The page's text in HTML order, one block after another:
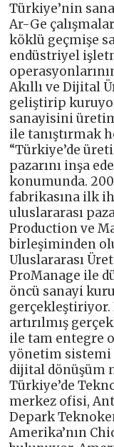
Türkiye’nin
Ar-Ge
köklü geçmişe
endüstriyel
Akıllı ve Dijital
geliştirip
sanayisini
ile tanıştırmak
“Türkiye’de
pazarını inşa
konumunda.
fabrikasına ilk
uluslararası
Production ve
birleşiminden
Uluslararası
ProManage ile
öncü sanayi
gerçekleştiriyor.
artırılmış
ile tam entegre
yönetim sistemi
dijital dönüşüm
Türkiye’de
merkez ofisi,
Depark
Amerika’nın